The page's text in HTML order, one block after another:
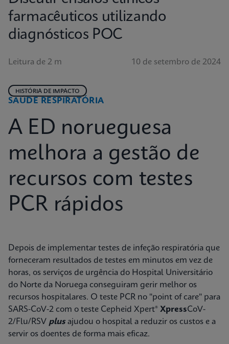
farmacêuticos utilizando
diagnósticos POC
Leitura de 2 m 10 de setembro de 2024
SAÚDE RESPIRATÓRIA
HISTÓRIA DE IMPACTO
A ED norueguesa
melhora a gestão de
recursos com testes
PCR rápidos
Depois de implementar testes de infeção respiratória que
forneceram resultados de testes em minutos em vez de
horas, os serviços de urgência do Hospital Universitário
do Norte da Noruega conseguiram gerir melhor os
recursos hospitalares. O teste PCR no "point of care" para
SARS-CoV-2 com o teste Cepheid Xpert® XpressCoV-
2/Flu/RSV plusajudou o hospital a reduzir os custos e a
servir os doentes de forma mais eficaz.